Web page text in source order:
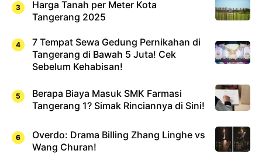
Harga Tanah per Meter Kota
Tangerang 2025
7 Tempat Sewa Gedung Pernikahan di
Tangerang di Bawah 5 Juta! Cek
Sebelum Kehabisan!
Berapa Biaya Masuk SMK Farmasi
Tangerang 1? Simak Rinciannya di Sini!
Overdo: Drama Billing Zhang Linghe vs
Wang Churan!